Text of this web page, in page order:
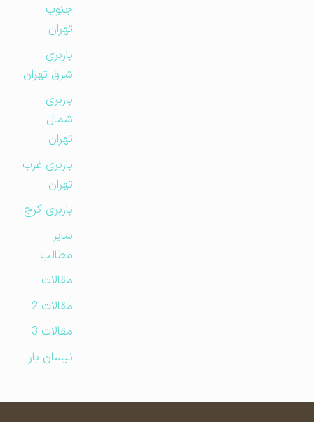
جنوب
تهران
باربری
شرق تهران
باربری
شمال
تهران
باربری غرب
تهران
باربری کرج
مطالب
مقالات
مقالات 2
مقالات 3
نیسان بار